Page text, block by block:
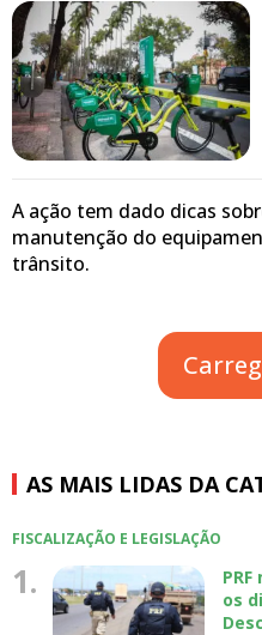
A ação tem dado dicas
manutenção do
trânsito.
AS MAIS LIDAS DA
FISCALIZAÇÃO E LEGISLAÇÃO
1.
os